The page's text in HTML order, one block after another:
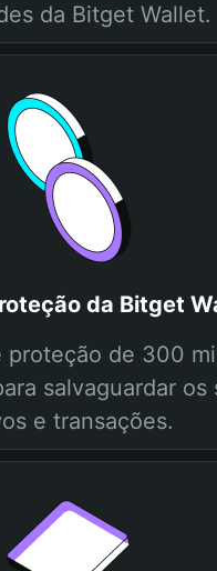
da Bitget Wallet.
da Bitget
proteção de 300
salvaguardar os
e transações.